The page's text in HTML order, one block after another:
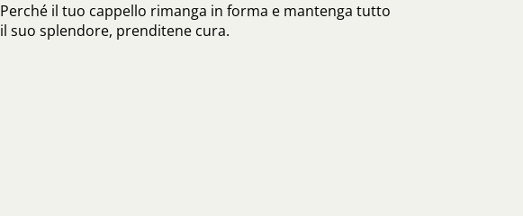
Perché il tuo cappello rimanga in forma e mantenga tutto
il suo splendore, prenditene cura.